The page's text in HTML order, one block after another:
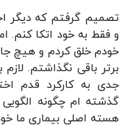
تصمیم گرفتم که دیگر
و فقط به خود اتکا کنم.
خودم خلق کردم و هیچ
برتر باقی نگذاشتم.
جدی به کارکرد قدم
گذشته ام چگونه
هسته اصلی بیماری ما